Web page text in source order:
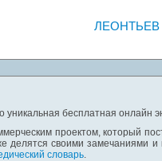
уникальная бесплатная онлайн
проектом, который
делятся своими замечаниями
словарь.